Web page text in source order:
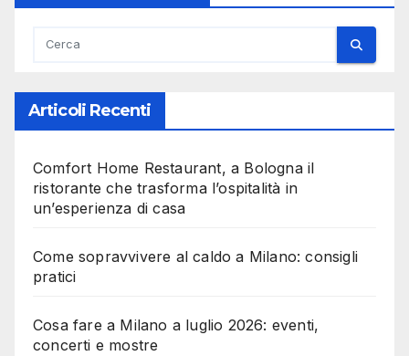
Articoli Recenti
Comfort Home Restaurant, a Bologna il
ristorante che trasforma l’ospitalità in
un’esperienza di casa
Come sopravvivere al caldo a Milano: consigli
pratici
Cosa fare a Milano a luglio 2026: eventi,
concerti e mostre